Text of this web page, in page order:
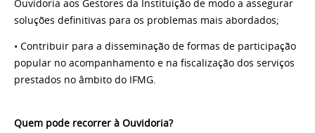
Ouvidoria aos Gestores da Instituição de modo a assegurar
soluções definitivas para os problemas mais abordados;
• Contribuir para a disseminação de formas de participação
popular no acompanhamento e na fiscalização dos serviços
prestados no âmbito do IFMG.
Quem pode recorrer à Ouvidoria?